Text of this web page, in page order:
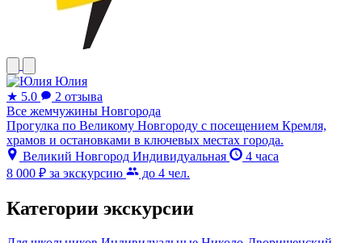
Юлия
★ 5.0
2 отзыва
Все жемчужины Новгорода
Прогулка по Великому Новгороду с посещением Кремля,
храмов и остановками в ключевых местах города.
Великий Новгород Индивидуальная
4 часа
8 000 ₽ за экскурсию до 4 чел.
Категории экскурсии